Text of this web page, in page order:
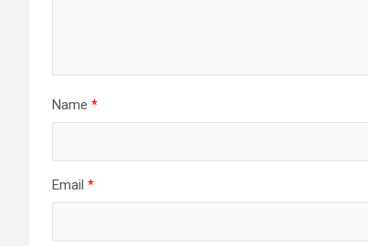
Name *
Email *